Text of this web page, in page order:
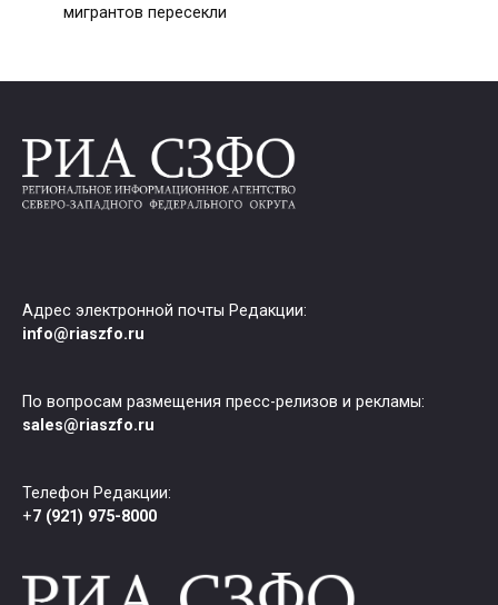
мигрантов пересекли
Адрес электронной почты Редакции:
info@riaszfo.ru
По вопросам размещения пресс-релизов и рекламы:
sales@riaszfo.ru
Телефон Редакции:
+7 (921) 975-8000